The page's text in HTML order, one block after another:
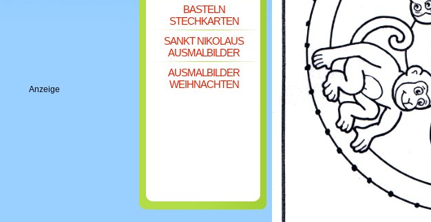
Anzeige
BASTELN
STECHKARTEN
SANKT NIKOLAUS
AUSMALBILDER
AUSMALBILDER
WEIHNACHTEN